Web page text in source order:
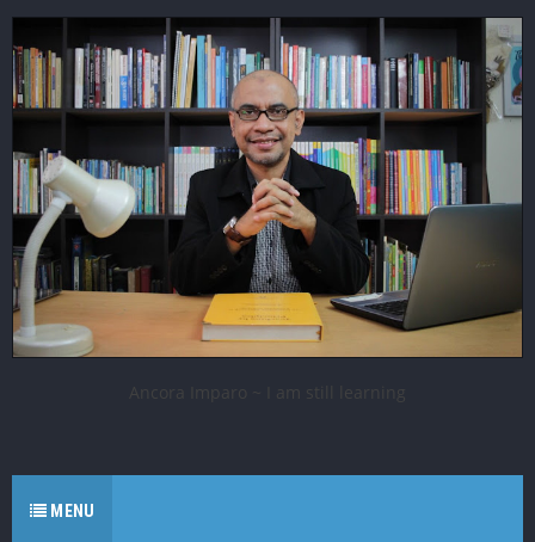
Ancora Imparo ~ I am still learning
MENU